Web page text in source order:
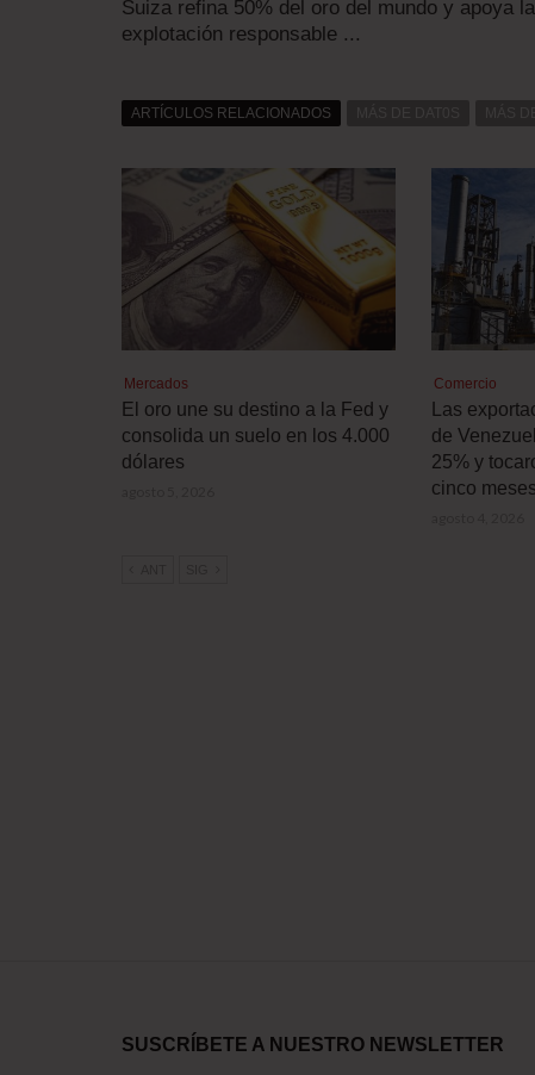
Suiza refina 50% del oro del mundo y apoya la
explotación responsable ...
ARTÍCULOS RELACIONADOS
Mercados
El oro une su destino a la Fed y
consolida un suelo en los 4.000
dólares
Comercio
Las
de
25% y
cinco meses
SUSCRÍBETE A NUESTRO NEWSLETTER